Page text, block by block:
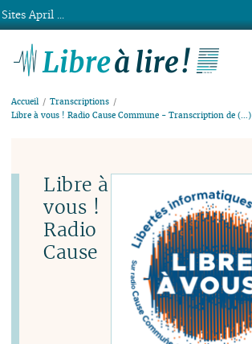
Accueil
Transcriptions
Libre à vous ! Radio Cause Commune - Transcription de (…)
Libre à
vous !
Radio
Cause
Sites April ...